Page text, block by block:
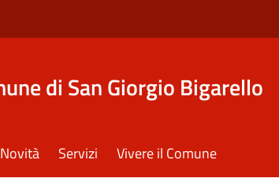
di San Giorgio Bigarello
Novità Servizi Vivere il Comune